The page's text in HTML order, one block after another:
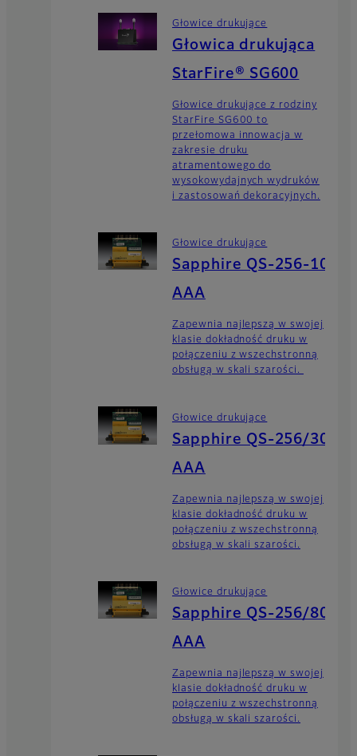
Głowice drukujące
Głowica drukująca
StarFire® SG600
Głowice drukujące z rodziny
StarFire SG600 to
przełomowa innowacja w
zakresie druku
atramentowego do
wysokowydajnych wydruków
i zastosowań dekoracyjnych.
Głowice drukujące
Sapphire QS-256-10
AAA
Zapewnia najlepszą w swojej
klasie dokładność druku w
połączeniu z wszechstronną
obsługą w skali szarości.
Głowice drukujące
Sapphire QS-256/30
AAA
Zapewnia najlepszą w swojej
klasie dokładność druku w
połączeniu z wszechstronną
obsługą w skali szarości.
Głowice drukujące
Sapphire QS-256/80
AAA
Zapewnia najlepszą w swojej
klasie dokładność druku w
połączeniu z wszechstronną
obsługą w skali szarości.